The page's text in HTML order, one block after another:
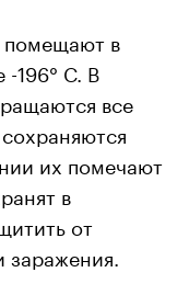
в
196° C. В
все
их помечают
в
от